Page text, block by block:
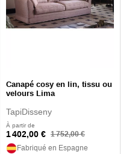
Canapé cosy en lin, tissu ou
velours Lima
TapiDisseny
À partir de
1 402,00 € 1 752,00 €
Fabriqué en Espagne